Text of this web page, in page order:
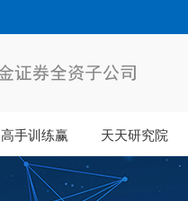
高手训练赢 天天研究院